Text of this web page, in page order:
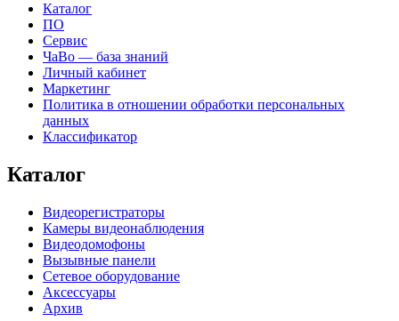
Каталог
ПО
Сервис
ЧаВо — база знаний
Личный кабинет
Маркетинг
Политика в отношении обработки персональных
данных
Классификатор
Каталог
Видеорегистраторы
Камеры видеонаблюдения
Видеодомофоны
Вызывные панели
Сетевое оборудование
Аксессуары
Архив